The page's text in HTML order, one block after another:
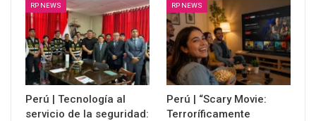
RP NEWS
Perú | Tecnología al
servicio de la seguridad:
RP NEWS
Perú | “Scary Movie:
Terroríficamente